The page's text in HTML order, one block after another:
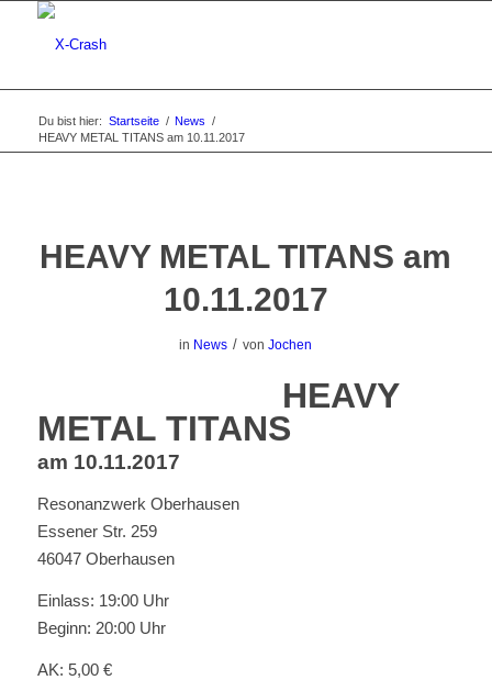
Du bist hier: Startseite / News /
HEAVY METAL TITANS am 10.11.2017
HEAVY METAL TITANS am
10.11.2017
in News / vonJochen
HEAVY
METAL TITANS
am 10.11.2017
Resonanzwerk Oberhausen
Essener Str. 259
46047 Oberhausen
Einlass: 19:00 Uhr
Beginn: 20:00 Uhr
AK: 5,00 €